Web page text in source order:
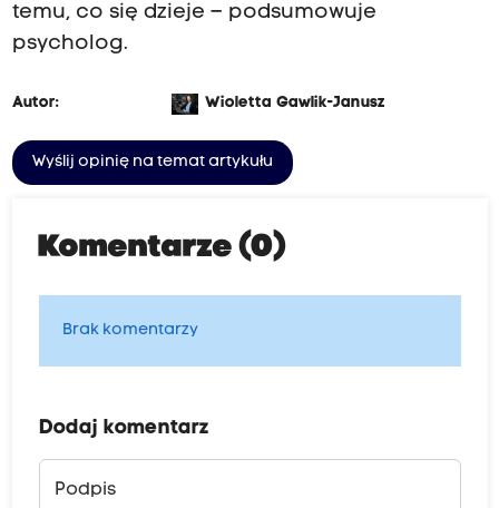
temu, co się dzieje – podsumowuje
psycholog.
Autor: Wioletta Gawlik-Janusz
Wyślij opinię na temat artykułu
Komentarze (0)
Brak komentarzy
Dodaj komentarz
Podpis